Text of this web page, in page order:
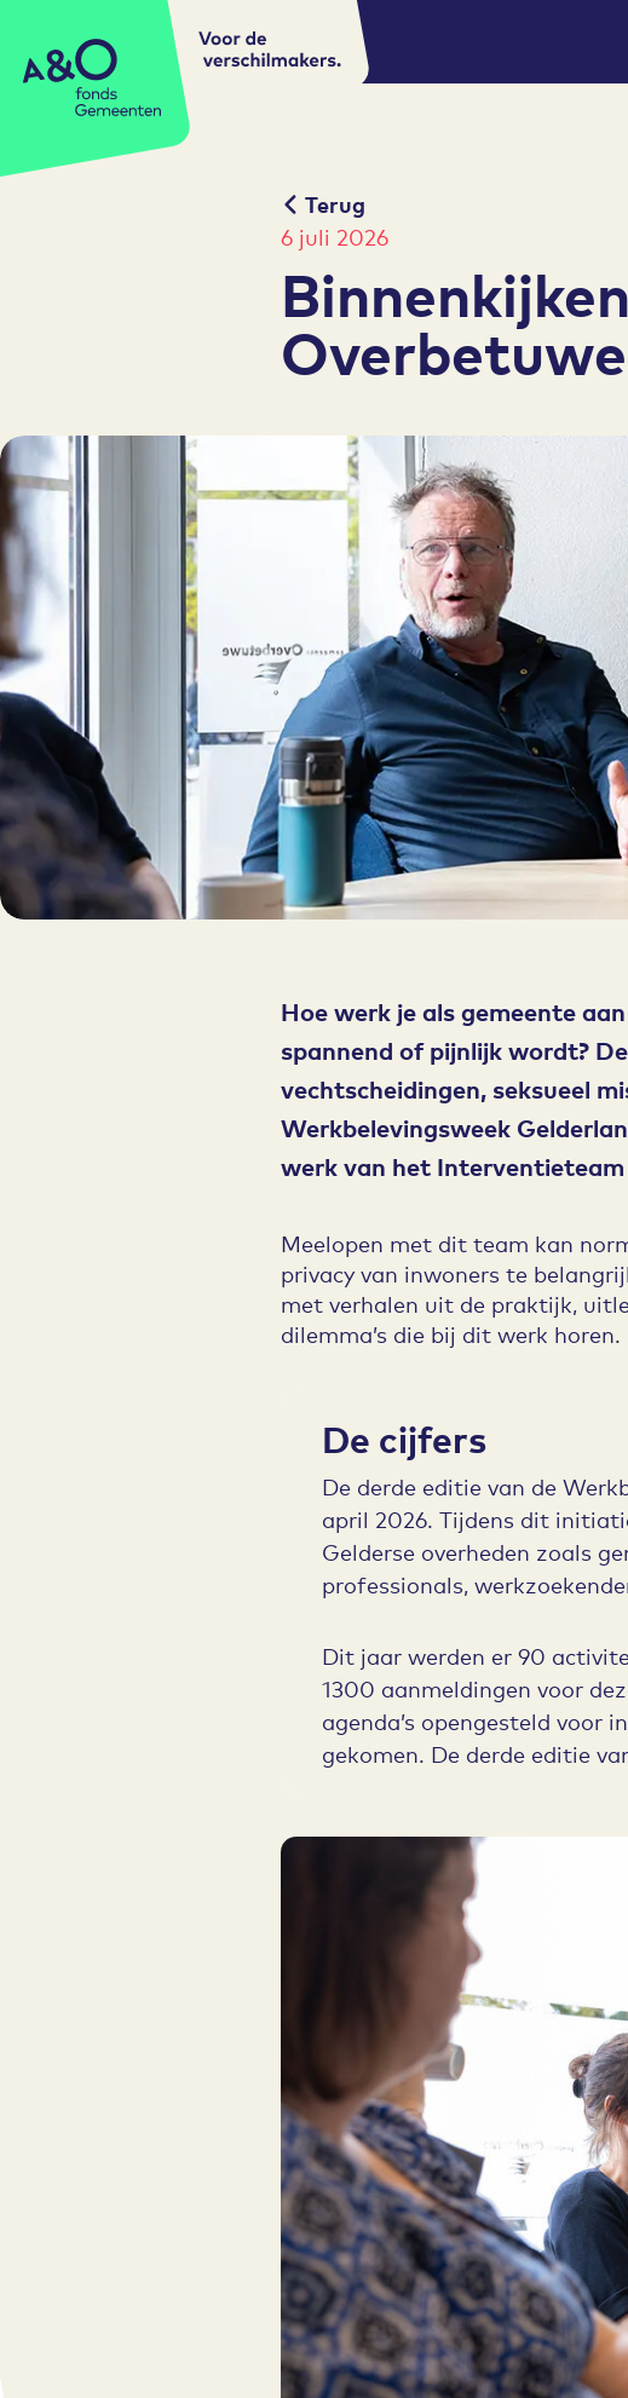
A&O fonds Gemeenten
Voor de
verschilmakers.
Terug
6 juli 2026
Overbetuwe
Hoe werk je als gemeente
spannend of pijnlijk wordt?
vechtscheidingen, seksueel
Werkbelevingsweek
werk van het Interventieteam
Meelopen met dit team kan
privacy van inwoners te
met verhalen uit de praktijk,
dilemma’s die bij dit werk horen.
De cijfers
De derde editie van de
april 2026. Tijdens dit
Gelderse overheden zoals
professionals,
Dit jaar werden er 90
1300 aanmeldingen voor
agenda’s opengesteld voor
gekomen. De derde editie